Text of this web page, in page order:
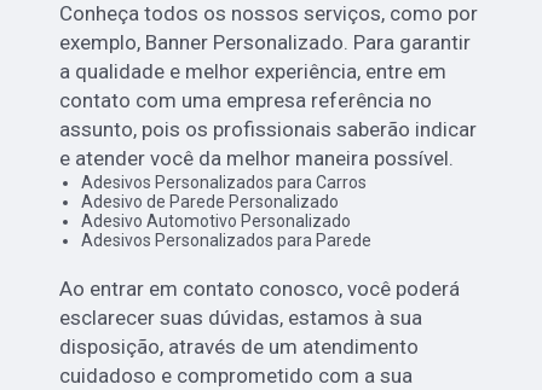
Conheça todos os nossos serviços, como por
exemplo, Banner Personalizado. Para garantir
a qualidade e melhor experiência, entre em
contato com uma empresa referência no
assunto, pois os profissionais saberão indicar
e atender você da melhor maneira possível.
Adesivos Personalizados para Carros
Adesivo de Parede Personalizado
Adesivo Automotivo Personalizado
Adesivos Personalizados para Parede
Ao entrar em contato conosco, você poderá
esclarecer suas dúvidas, estamos à sua
disposição, através de um atendimento
cuidadoso e comprometido com a sua